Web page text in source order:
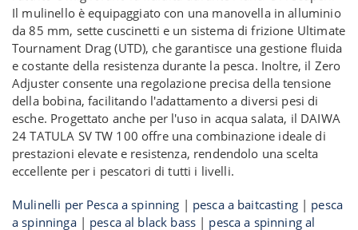
Il mulinello è equipaggiato con una manovella in alluminio
da 85 mm, sette cuscinetti e un sistema di frizione Ultimate
Tournament Drag (UTD), che garantisce una gestione fluida
e costante della resistenza durante la pesca. Inoltre, il Zero
Adjuster consente una regolazione precisa della tensione
della bobina, facilitando l'adattamento a diversi pesi di
esche. Progettato anche per l'uso in acqua salata, il DAIWA
24 TATULA SV TW 100 offre una combinazione ideale di
prestazioni elevate e resistenza, rendendolo una scelta
eccellente per i pescatori di tutti i livelli.
Mulinelli per Pesca a spinning | pesca a baitcasting| pesca
a spinninga| pesca al black bass| pesca a spinning al